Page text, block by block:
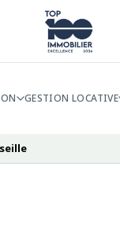
GESTION LOCATIVE